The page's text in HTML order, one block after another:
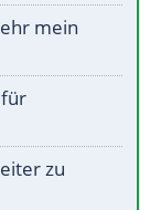
mein
zu